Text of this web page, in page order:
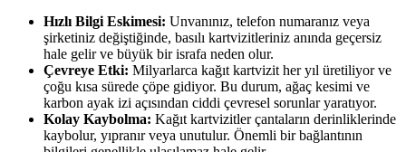
Hızlı Bilgi Eskimesi: Unvanınız, telefon numaranız veya
şirketiniz değiştiğinde, basılı kartvizitleriniz anında geçersiz
hale gelir ve büyük bir israfa neden olur.
Çevreye Etki: Milyarlarca kağıt kartvizit her yıl üretiliyor ve
çoğu kısa sürede çöpe gidiyor. Bu durum, ağaç kesimi ve
karbon ayak izi açısından ciddi çevresel sorunlar yaratıyor.
Kolay Kaybolma: Kağıt kartvizitler çantaların derinliklerinde
kaybolur, yıpranır veya unutulur. Önemli bir bağlantının